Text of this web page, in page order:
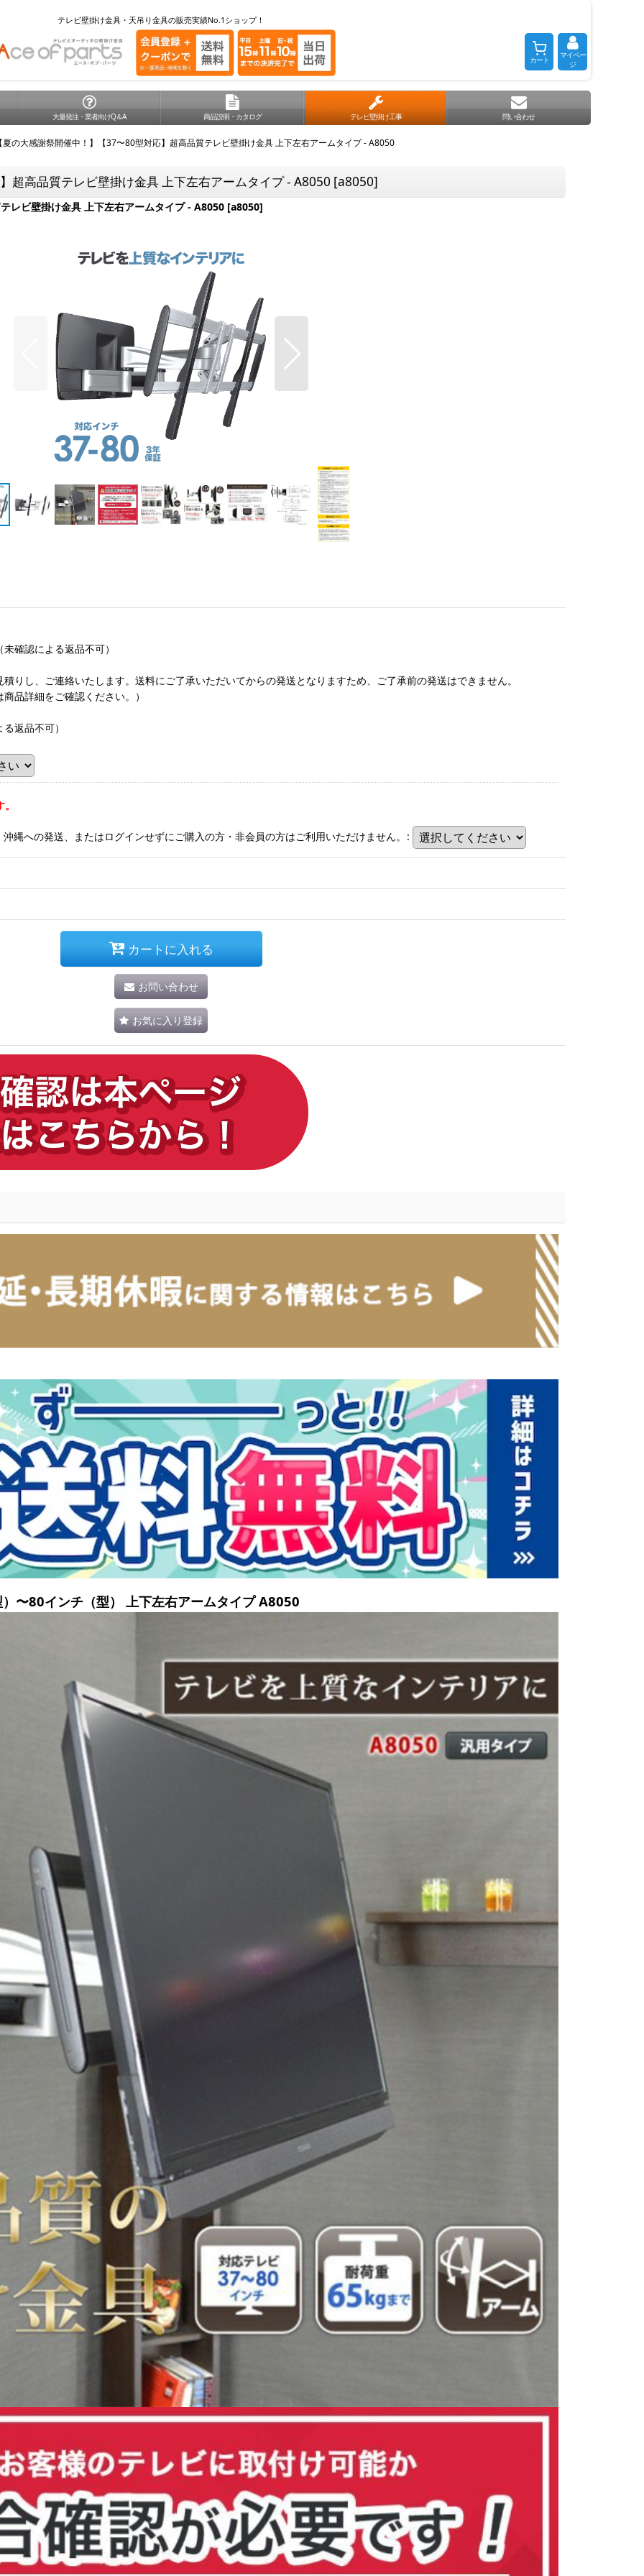
テレビ壁掛け金具・天吊り金具の販売実績No.1ショップ！
カート
マイペー
ジ
大量発注・業者向けQ＆A 商品説明・カタログ テレビ壁掛け工事 問い合わせ
夏の大感謝祭開催中！】【37〜80型対応】超高品質テレビ壁掛け金具 上下左右アームタイプ - A8050
超高品質テレビ壁掛け金具 上下左右アームタイプ - A8050 [a8050]
レビ壁掛け金具 上下左右アームタイプ - A8050 [a8050]
確認による返品不可）
りし、ご連絡いたします。送料にご了承いただいてからの発送となりますため、ご了承前の発送はできません。
品詳細をご確認ください。）
返品不可）
縄への発送、またはログインせずにご購入の方・非会員の方はご利用いただけません。 :
カートに入れる
お問い合わせ
お気に入り登録
〜80インチ（型） 上下左右アームタイプ A8050